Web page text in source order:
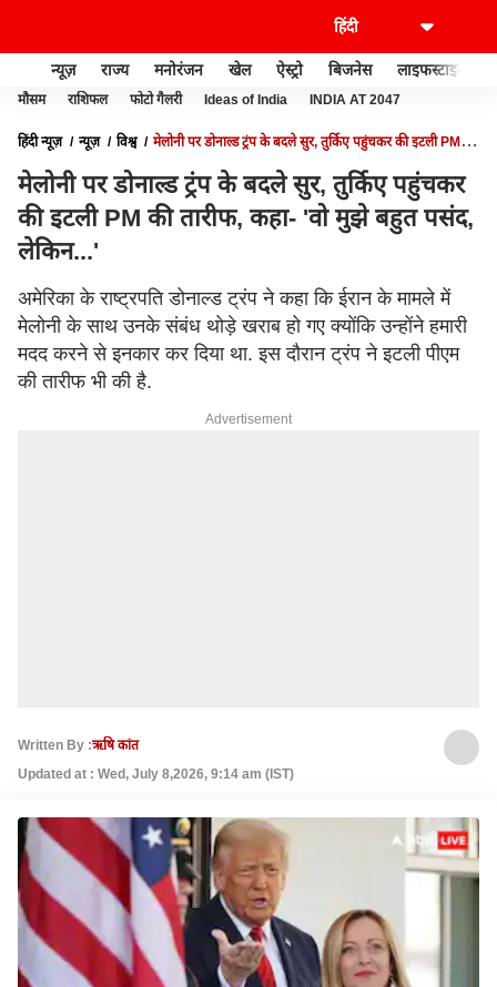
न्यूज़ राज्य मनोरंजन खेल ऐस्ट्रो बिजनेस लाइफस्टाइल
मौसम राशिफल फोटो गैलरी Ideas of India INDIA AT 2047
हिंदी न्यूज़ न्यूज़ विश्व
मेलोनी पर डोनाल्ड ट्रंप के बदले सुर, तुर्किए पहुंचकर की इटली PM की
मेलोनी पर डोनाल्ड ट्रंप के बदले सुर, तुर्किए पहुंचकर
की इटली PM की तारीफ, कहा- 'वो मुझे बहुत पसंद,
लेकिन...'
अमेरिका के राष्ट्रपति डोनाल्ड ट्रंप ने कहा कि ईरान के मामले में
मेलोनी के साथ उनके संबंध थोड़े खराब हो गए क्योंकि उन्होंने हमारी
मदद करने से इनकार कर दिया था. इस दौरान ट्रंप ने इटली पीएम
की तारीफ भी की है.
Advertisement
Written By :ऋषि कांत
Updated at : Wed, July 8,2026, 9:14 am (IST)